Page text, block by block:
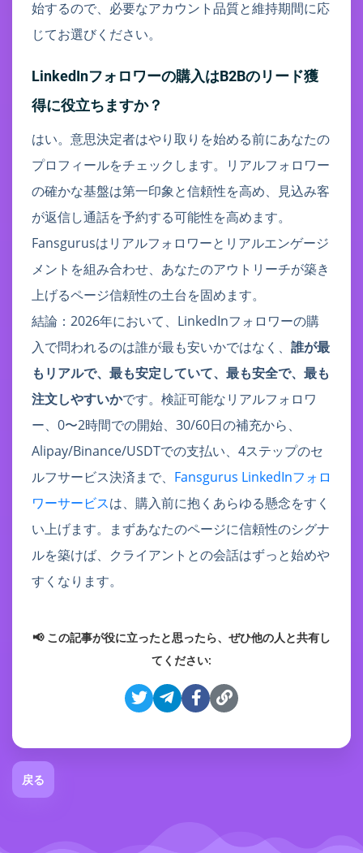
始するので、必要なアカウント品質と維持期間に応
じてお選びください。
LinkedInフォロワーの購入はB2Bのリード獲
得に役立ちますか？
はい。意思決定者はやり取りを始める前にあなたの
プロフィールをチェックします。リアルフォロワー
の確かな基盤は第一印象と信頼性を高め、見込み客
が返信し通話を予約する可能性を高めます。
Fansgurusはリアルフォロワーとリアルエンゲージ
メントを組み合わせ、あなたのアウトリーチが築き
上げるページ信頼性の土台を固めます。
結論：2026年において、LinkedInフォロワーの購
入で問われるのは誰が最も安いかではなく、 誰が最
もリアルで、最も安定していて、最も安全で、最も
注文しやすいかです。検証可能なリアルフォロワ
ー、0〜2時間での開始、30/60日の補充から、
Alipay/Binance/USDTでの支払い、4ステップのセ
ルフサービス決済まで、 Fansgurus LinkedInフォロ
ワーサービスは、購入前に抱くあらゆる懸念をすく
い上げます。まずあなたのページに信頼性のシグナ
ルを築けば、クライアントとの会話はずっと始めや
すくなります。
📢 この記事が役に立ったと思ったら、ぜひ他の人と共有し
てください:
戻る